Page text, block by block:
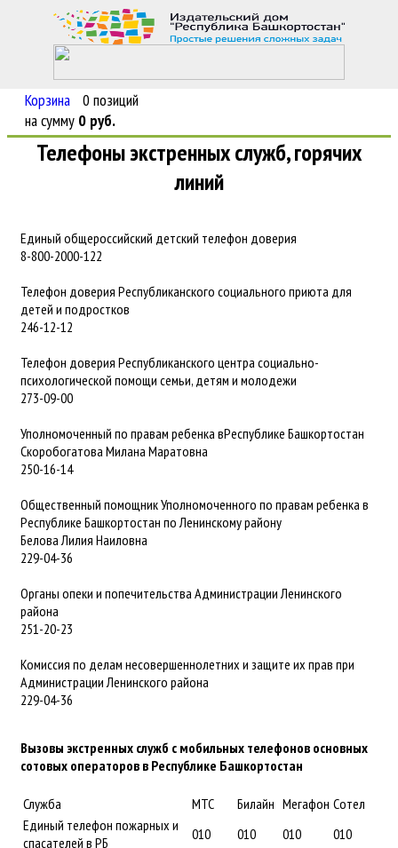
Войти �Регистрация
Корзина
0 позиций
на сумму 0 руб.
Телефоны экстренных служб, горячих
линий
Единый общероссийский детский телефон доверия
8-800-2000-122
Телефон доверия Республиканского социального приюта для
детей и подростков
246-12-12
Телефон доверия Республиканского центра социально-
психологической помощи семьи, детям и молодежи
273-09-00
Уполномоченный по правам ребенка вРеспублике Башкортостан
Скоробогатова Милана Маратовна
250-16-14
Общественный помощник Уполномоченного по правам ребенка в
Республике Башкортостан по Ленинскому району
Белова Лилия Наиловна
229-04-36
Органы опеки и попечительства Администрации Ленинского
района
251-20-23
Комиссия по делам несовершеннолетних и защите их прав при
Администрации Ленинского района
229-04-36
Вызовы экстренных служб с мобильных телефонов основных
сотовых операторов в Республике Башкортостан
Служба МТС Билайн Мегафон Сотел
Единый телефон пожарных и
спасателей в РБ
010 010 010
010